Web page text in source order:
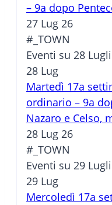
– 9a dopo
27 Lug 26
#_TOWN
Eventi su 28
28 Lug
Martedì 17a
ordinario – 9a
Nazaro e Celso,
28 Lug 26
#_TOWN
Eventi su 29
29 Lug
Mercoledì 17a